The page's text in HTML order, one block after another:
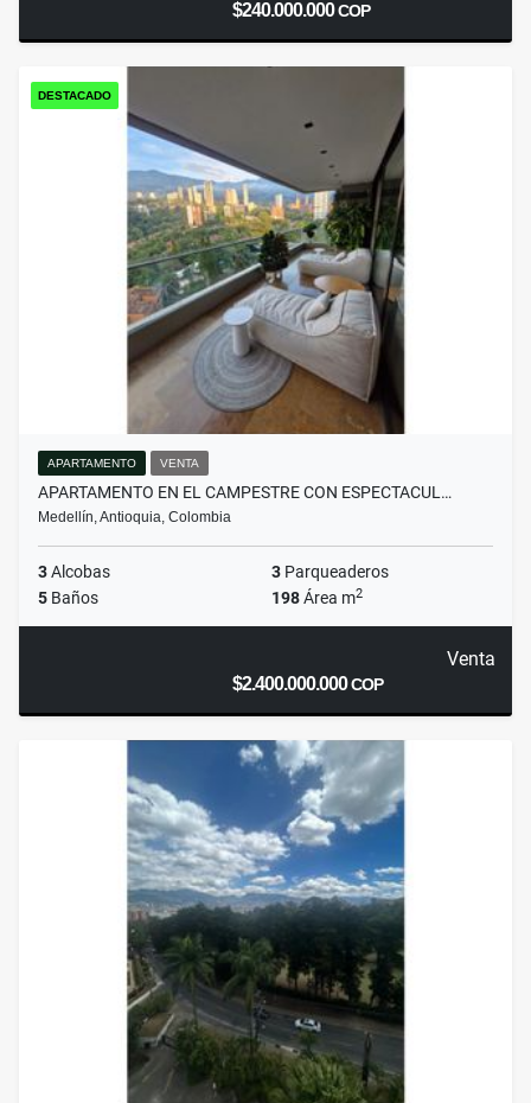
$240.000.000COP
DESTACADO
APARTAMENTO VENTA
APARTAMENTO EN EL CAMPESTRE CON ESPECTACUL…
Medellín, Antioquia, Colombia
3Alcobas 3 Parqueaderos
5 Baños 198Área m2
Venta
$2.400.000.000COP